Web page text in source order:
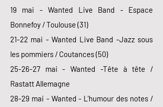
19 mai - Wanted Live Band - Espace
Bonnefoy / Toulouse (31)
21-22 mai - Wanted Live Band -Jazz sous
les pommiers / Coutances (50)
25-26-27 mai - Wanted -Tête à tête /
Rastatt Allemagne
28-29 mai - Wanted - L'humour des notes /